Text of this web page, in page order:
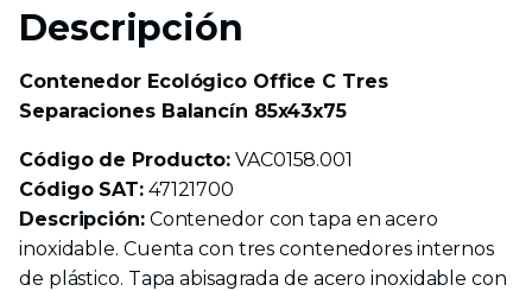
Descripción
Contenedor Ecológico Office C Tres
Separaciones Balancín 85x43x75
Código de Producto: VAC0158.001
Código SAT:47121700
Descripción:Contenedor con tapa en acero
inoxidable. Cuenta con tres contenedores internos
de plástico. Tapa abisagrada de acero inoxidable con